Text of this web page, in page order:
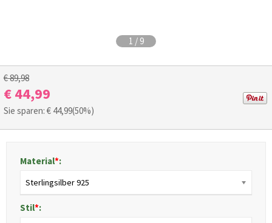
1 / 9
€ 89,98
€ 44,99
Sie sparen: € 44,99(50%)
Material*:
Sterlingsilber 925
Stil*: